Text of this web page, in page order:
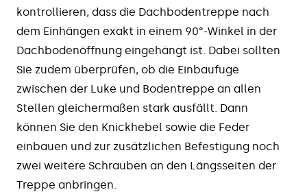
kontrollieren, dass die Dachbodentreppe nach
dem Einhängen exakt in einem 90°-Winkel in der
Dachbodenöffnung eingehängt ist. Dabei sollten
Sie zudem überprüfen, ob die Einbaufuge
zwischen der Luke und Bodentreppe an allen
Stellen gleichermaßen stark ausfällt. Dann
können Sie den Knickhebel sowie die Feder
einbauen und zur zusätzlichen Befestigung noch
zwei weitere Schrauben an den Längsseiten der
Treppe anbringen.